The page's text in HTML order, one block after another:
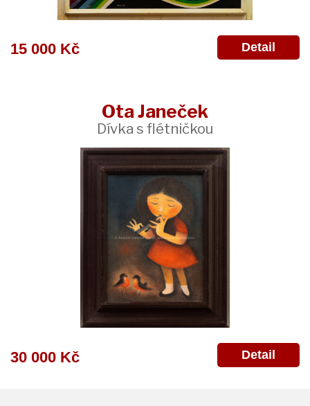
15 000 Kč Detail
Ota Janeček
Dívka s flétničkou
30 000 Kč Detail